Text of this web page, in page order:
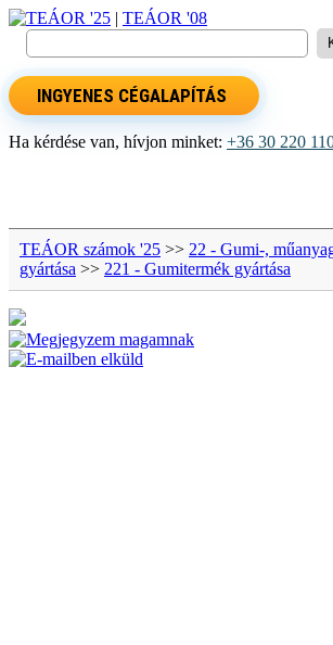
TEÁOR '25 | TEÁOR '08
INGYENES CÉGALAPÍTÁS
Ha kérdése van, hívjon minket: +36 30 220
TEÁOR számok '25 >> 22 - Gumi-,
gyártása >> 221 - Gumitermék gyártása